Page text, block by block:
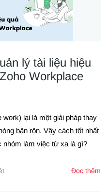
lý tài liệu hiệu
Workplace
lại là một giải pháp thay
bận rộn. Vậy cách tốt nhất
làm việc từ xa là gì?
Đọc thêm